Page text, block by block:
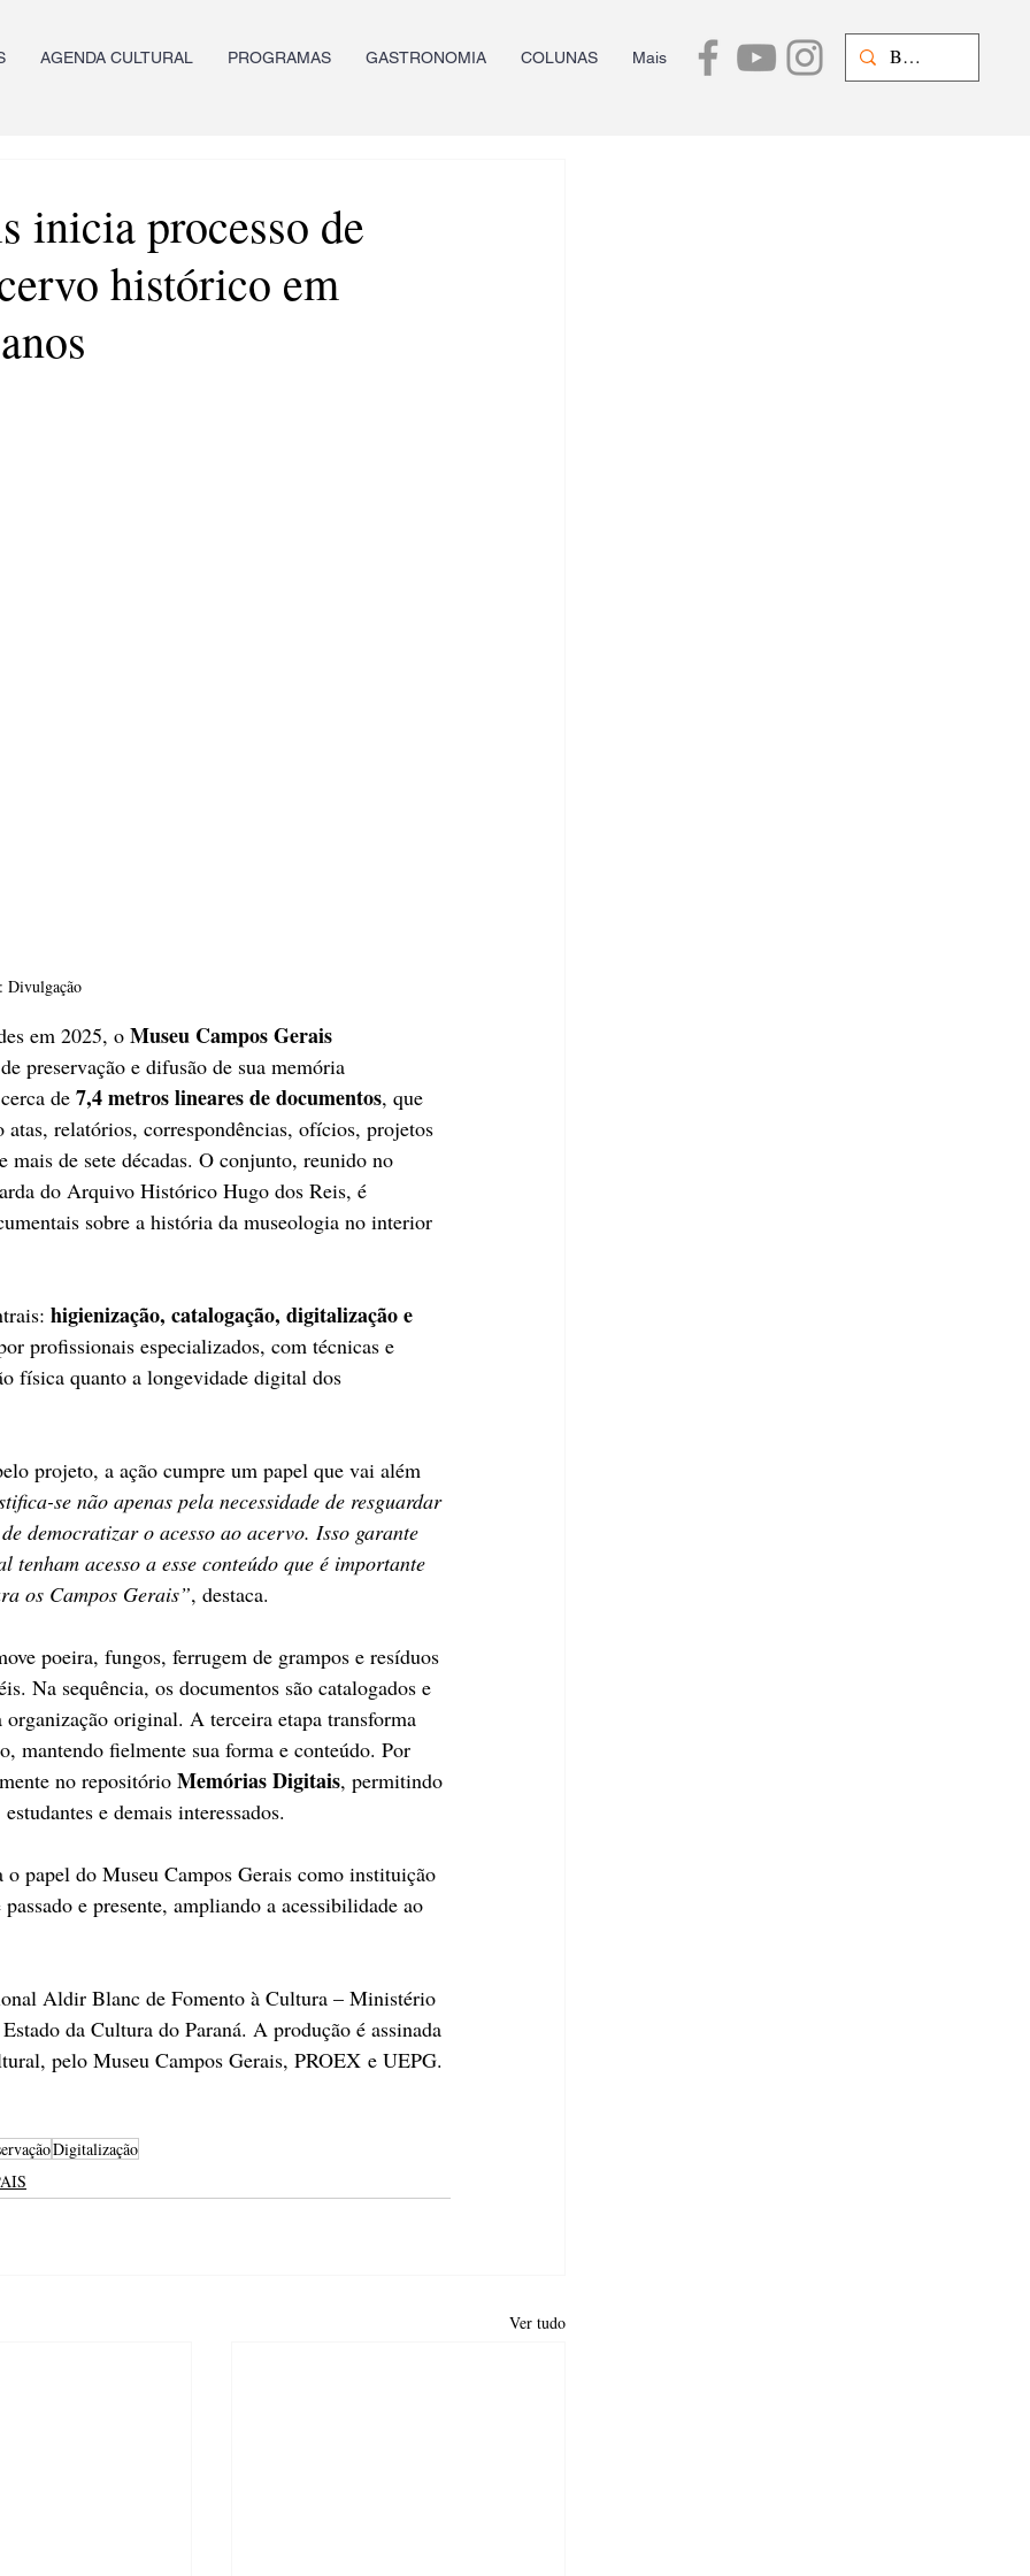
AGENDA CULTURAL PROGRAMAS GASTRONOMIA COLUNAS Mais
inicia processo de
histórico em
Divulgação
em 2025, o Museu Campos Gerais
preservação e difusão de sua memória
de 7,4 metros lineares de documentos, que
atas, relatórios, correspondências, ofícios, projetos
mais de sete décadas. O conjunto, reunido no
do Arquivo Histórico Hugo dos Reis, é
sobre a história da museologia no interior
higienização, catalogação, digitalização e
profissionais especializados, com técnicas e
física quanto a longevidade digital dos
projeto, a ação cumpre um papel que vai além
se não apenas pela necessidade de resguardar
democratizar o acesso ao acervo. Isso garante
tenham acesso a esse conteúdo que é importante
os Campos Gerais”, destaca.
poeira, fungos, ferrugem de grampos e resíduos
Na sequência, os documentos são catalogados e
original. A terceira etapa transforma
mantendo fielmente sua forma e conteúdo. Por
no repositório Memórias Digitais, permitindo
e demais interessados.
papel do Museu Campos Gerais como instituição
e presente, ampliando a acessibilidade ao
Aldir Blanc de Fomento à Cultura – Ministério
da Cultura do Paraná. A produção é assinada
pelo Museu Campos Gerais, PROEX e UEPG.
Digitalização
Ver tudo